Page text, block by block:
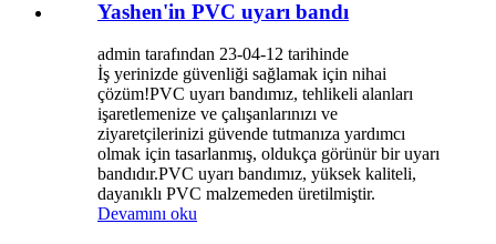
Yashen'in PVC uyarı bandı
admin tarafından 23-04-12 tarihinde
İş yerinizde güvenliği sağlamak için nihai
çözüm!PVC uyarı bandımız, tehlikeli alanları
işaretlemenize ve çalışanlarınızı ve
ziyaretçilerinizi güvende tutmanıza yardımcı
olmak için tasarlanmış, oldukça görünür bir uyarı
bandıdır.PVC uyarı bandımız, yüksek kaliteli,
dayanıklı PVC malzemeden üretilmiştir.
Devamını oku